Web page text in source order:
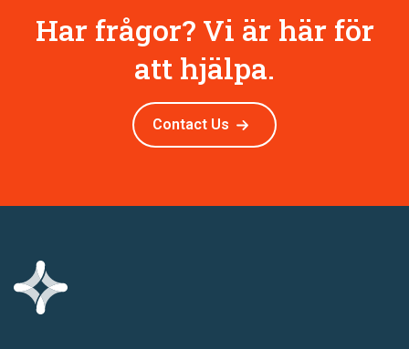
Har frågor? Vi är här för
att hjälpa.
Contact Us